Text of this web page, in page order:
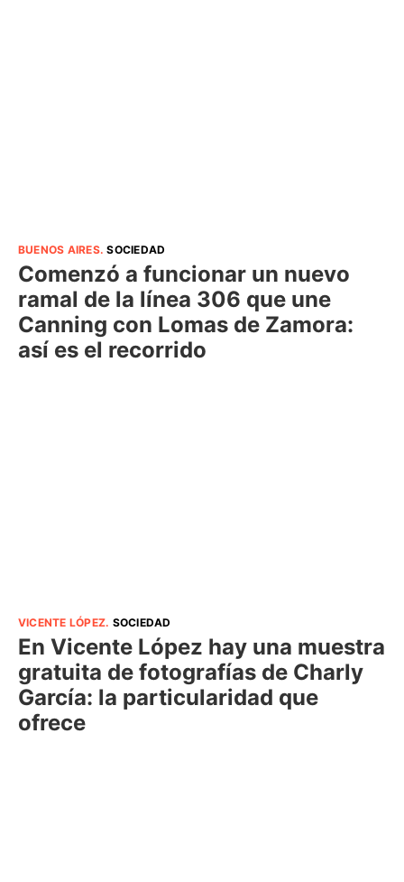
BUENOS AIRES.SOCIEDAD
Comenzó a funcionar un nuevo
ramal de la línea 306 que une
Canning con Lomas de Zamora:
así es el recorrido
VICENTE LÓPEZ. SOCIEDAD
En Vicente López hay una muestra
gratuita de fotografías de Charly
García: la particularidad que
ofrece